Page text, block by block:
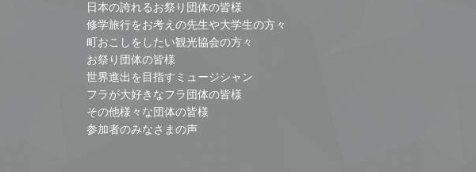
日本の誇れるお祭り団体の皆様
修学旅行をお考えの先生や大学生の方々
町おこしをしたい観光協会の方々
お祭り団体の皆様
世界進出を目指すミュージシャン
フラが大好きなフラ団体の皆様
その他様々な団体の皆様
参加者のみなさまの声